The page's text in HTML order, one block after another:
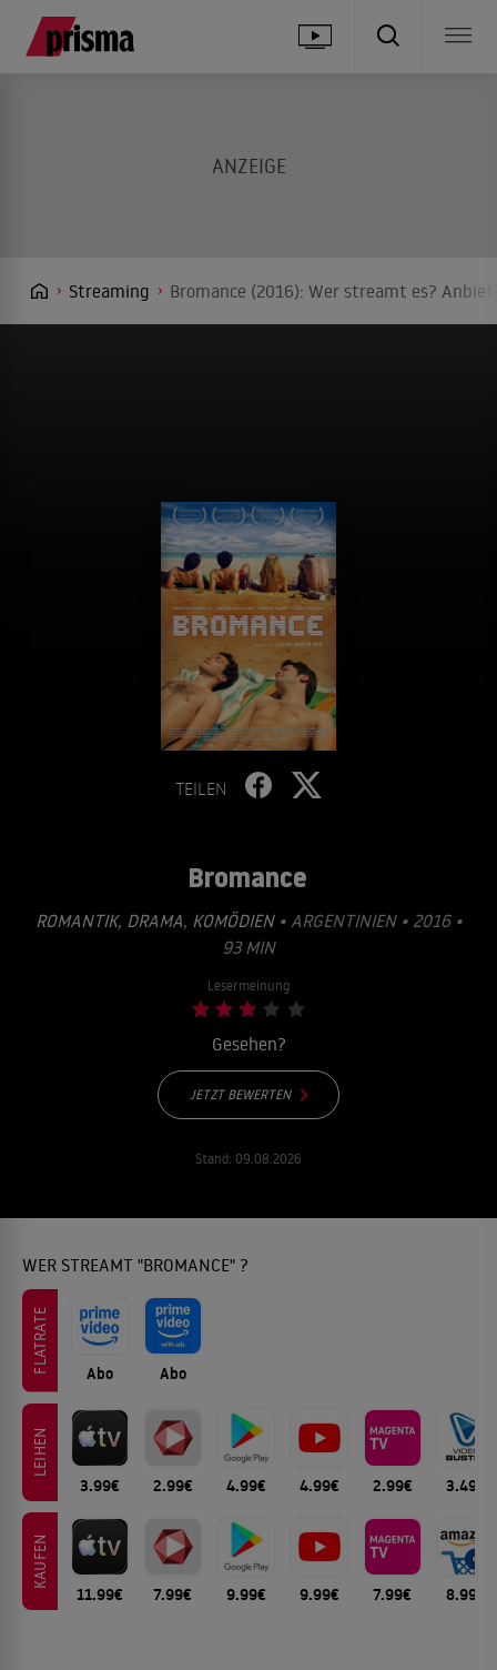
Streaming Bromance (2016): Wer streamt es?
TEILEN
Bromance
ROMANTIK, DRAMA, KOMÖDIEN• ARGENTINIEN • 2016 •
93 MIN
Lesermeinung
Gesehen?
JETZT BEWERTEN
Stand: 09.08.2026
WER STREAMT "BROMANCE" ?
FLATRATE Abo Abo
LEIHEN
3.99€ 2.99€ 4.99€ 4.99€ 2.99€ 3.49€
KAUFEN
11.99€ 7.99€ 9.99€ 9.99€ 7.99€ 8.99€